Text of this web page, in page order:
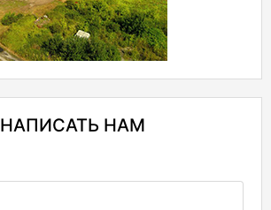
НАПИСАТЬ НАМ